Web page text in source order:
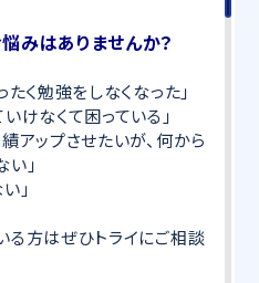
みはありませんか？
く勉強をしなくなった」
けなくて困っている」
アップさせたいが、何から
」
」
方はぜひトライにご相談